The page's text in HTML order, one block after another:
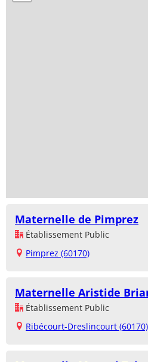
Maternelle de Pimprez
Établissement Public
Pimprez (60170)
Maternelle Aristide
Établissement Public
Ribécourt-Dreslincourt (60170)